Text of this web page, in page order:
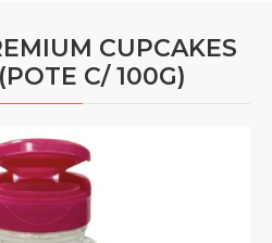
CUPCAKES
C/ 100G)